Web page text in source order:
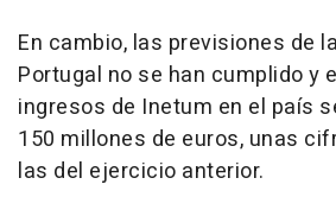
En cambio, las previsiones de
Portugal no se han cumplido y
ingresos de Inetum en el país
150 millones de euros, unas
las del ejercicio anterior.